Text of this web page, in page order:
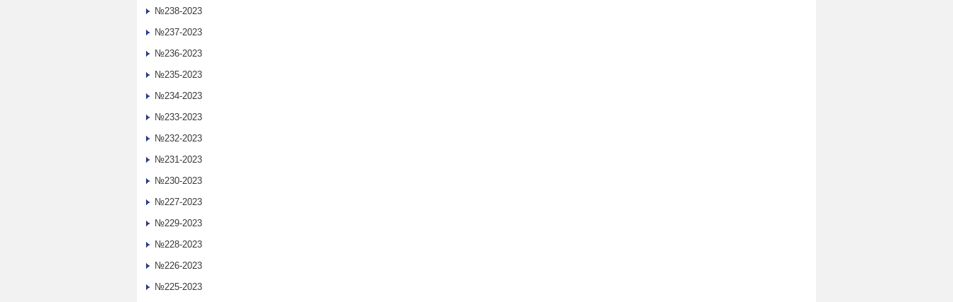
№238-2023
№237-2023
№236-2023
№235-2023
№234-2023
№233-2023
№232-2023
№231-2023
№230-2023
№227-2023
№229-2023
№228-2023
№226-2023
№225-2023